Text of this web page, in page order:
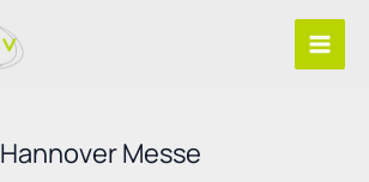
Hannover Messe